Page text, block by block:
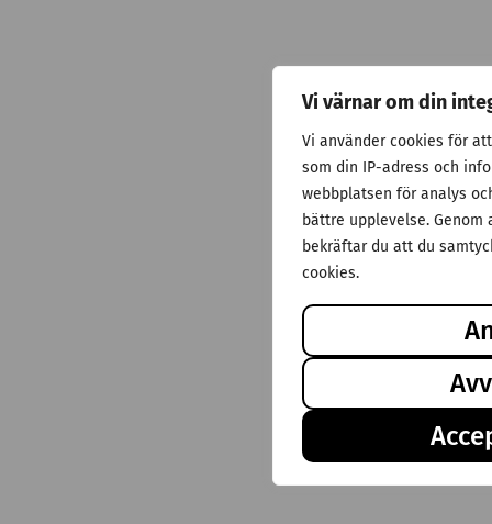
Vi värnar om din
Vi använder cookies för
som din IP-adress och
webbplatsen för analys
bättre upplevelse.
bekräftar du att du
cookies.